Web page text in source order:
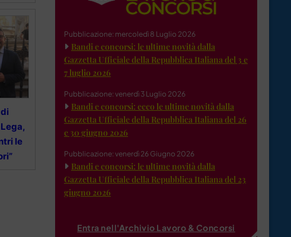
le
Pubblicazione: mercoledì 8 Luglio 2026
Bandi e concorsi: le ultime novità dalla
Gazzetta Ufficiale della Repubblica Italiana del 3 e
7 luglio 2026
Pubblicazione: venerdì 3 Luglio 2026
Bandi e concorsi: ecco le ultime novità dalla
Gazzetta Ufficiale della Repubblica Italiana del 26
e 30 giugno 2026
Pubblicazione: venerdì 26 Giugno 2026
Bandi e concorsi: le ultime novità dalla
Gazzetta Ufficiale della Repubblica Italiana del 23
giugno 2026
Entra nell'Archivio Lavoro & Concorsi